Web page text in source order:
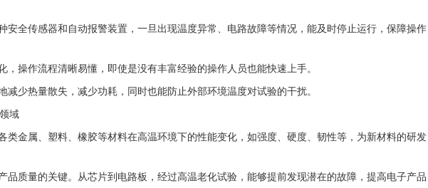
安全传感器和自动报警装置，一旦出现温度异常、电路故障等情况，能及时停止运行，保障操作
，操作流程清晰易懂，即使是没有丰富经验的操作人员也能快速上手。
减少热量散失，减少功耗，同时也能防止外部环境温度对试验的干扰。
域
类金属、塑料、橡胶等材料在高温环境下的性能变化，如强度、硬度、韧性等，为新材料的研发
品质量的关键。从芯片到电路板，经过高温老化试验，能够提前发现潜在的故障，提高电子产品